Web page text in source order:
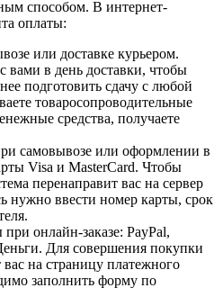
способом. В интернет-
оплаты:
или доставке курьером.
вами в день доставки, чтобы
подготовить сдачу с любой
товаросопроводительные
средства, получаете
самовывозе или оформлении в
Visa и MasterCard. Чтобы
перенаправит вас на сервер
нужно ввести номер карты, срок
онлайн-заказе: PayPal,
Для совершения покупки
на страницу платежного
заполнить форму по